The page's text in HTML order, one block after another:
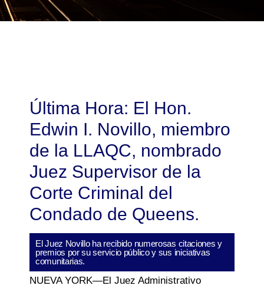
Última Hora: El Hon.
Edwin I. Novillo, miembro
de la LLAQC, nombrado
Juez Supervisor de la
Corte Criminal del
Condado de Queens.
El Juez Novillo ha recibido numerosas citaciones y
premios por su servicio público y sus iniciativas
comunitarias.
NUEVA YORK—El Juez Administrativo